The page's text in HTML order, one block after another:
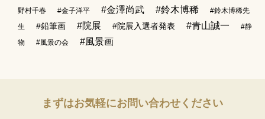
野村千春
#金子洋平 #金澤尚武 #鈴木博稀
#鈴木博稀先
生
#鉛筆画 #院展 #院展入選者発表 #青山誠一
#静
物
#風景の会 #風景画
まずはお気軽にお問い合わせください